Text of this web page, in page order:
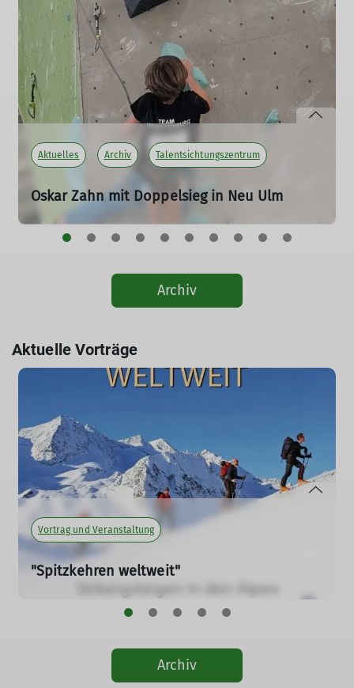
Aktuelles Archiv Talentsichtungszentrum
Oskar Zahn mit Doppelsieg in Neu Ulm
25.07.2026
Archiv
Aktuelle Vorträge
Vortrag und Veranstaltung
"Spitzkehren weltweit"
09.11.2026
Montag, 09. November 2026
Für alle, die von Skitouren, Reisen und vom
unterwegs Sein in den Bergen träumen!
Archiv